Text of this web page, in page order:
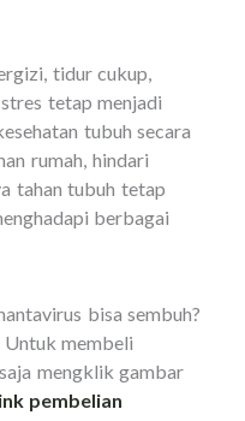
tidur cukup,
tetap menjadi
tubuh secara
rumah, hindari
tahan tubuh tetap
berbagai
bisa sembuh?
Untuk membeli
mengklik gambar
pembelian